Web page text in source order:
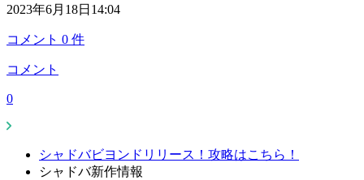
2023年6月18日14:04
コメント 0 件
コメント
0
シャドバビヨンドリリース！攻略はこちら！
シャドバ新作情報